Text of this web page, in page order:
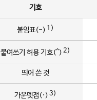
기호
붙임표(-) 1)
붙여쓰기 허용 기호(^) 2)
띄어 쓴 것
가운뎃점(·) 3)